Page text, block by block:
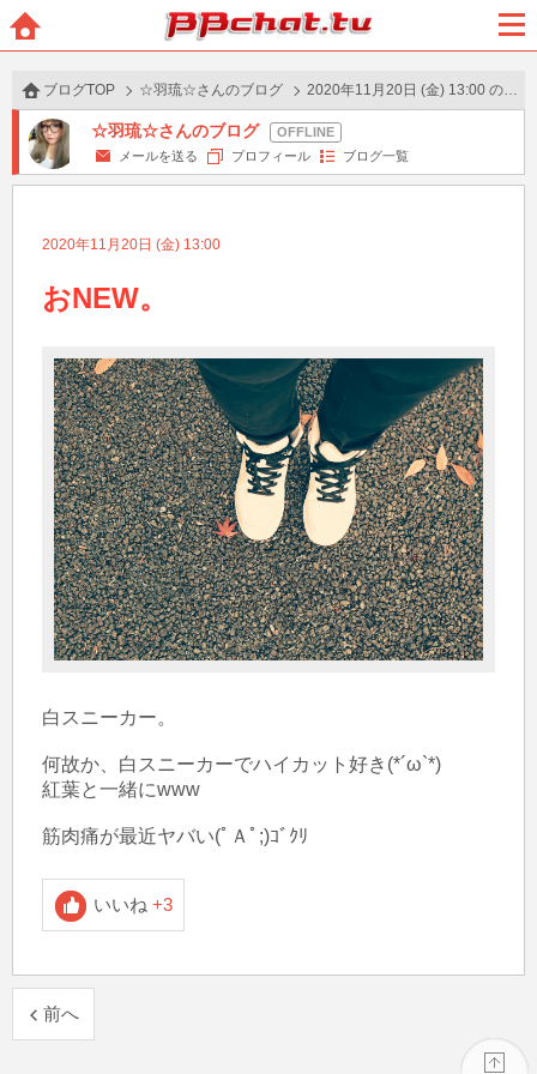
BBchatTV
ュー
ブログTOP ☆羽琉☆さんのブログ 2020年11月20日 (金) 13:00 の投稿
☆羽琉☆さんのブログ
メールを送る プロフィール ブログ一覧
2020年11月20日 (金) 13:00
おNEW。
白スニーカー。
何故か、白スニーカーでハイカット好き(*´ω`*)
紅葉と一緒にwww
筋肉痛が最近ヤバい(ﾟＡﾟ;)ｺﾞｸﾘ
いいね +3
前へ